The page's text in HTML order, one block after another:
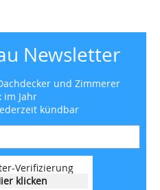
Newsletter
und Zimmerer
im Jahr
kündbar
Verifizierung
klicken